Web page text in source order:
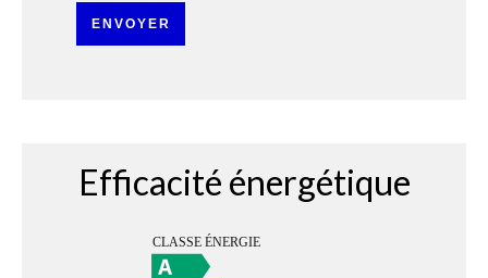
ENVOYER
Efficacité énergétique